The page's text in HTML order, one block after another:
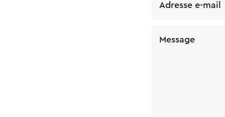
Adresse e-mail
Message